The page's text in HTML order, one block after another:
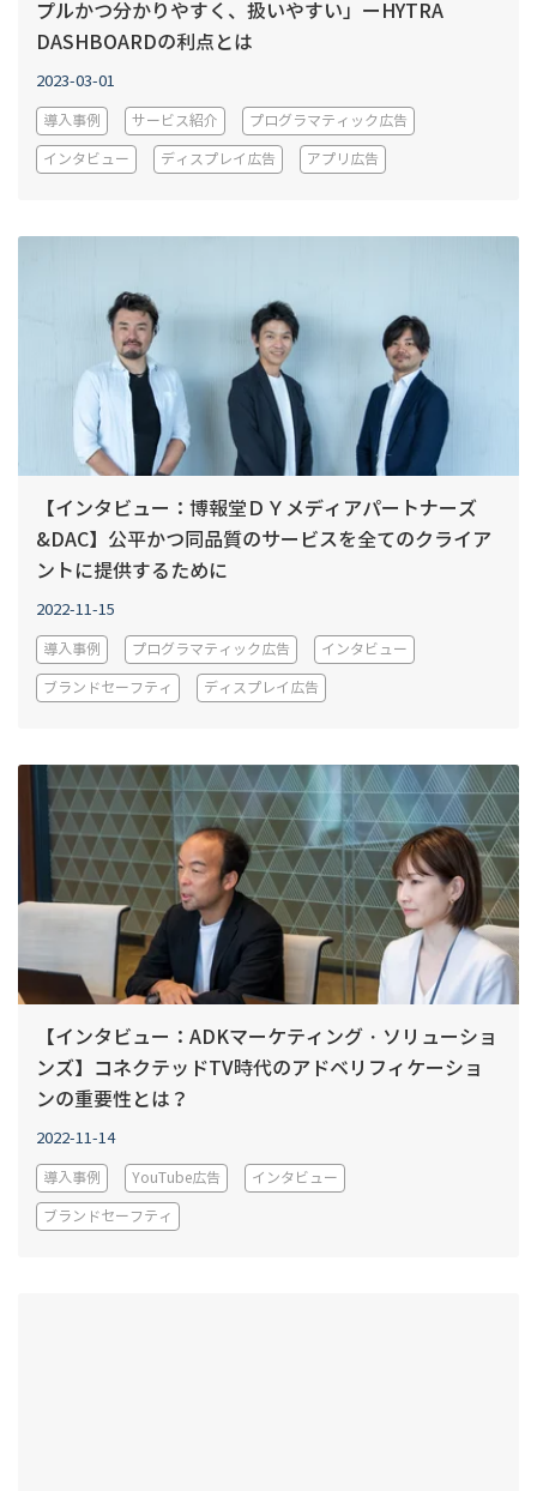
プルかつ分かりやすく、扱いやすい」ーHYTRA
DASHBOARDの利点とは
2023-03-01
導入事例 サービス紹介 プログラマティック広告
インタビュー ディスプレイ広告 アプリ広告
【インタビュー：博報堂ＤＹメディアパートナーズ
&DAC】公平かつ同品質のサービスを全てのクライア
ントに提供するために
2022-11-15
導入事例 プログラマティック広告 インタビュー
ブランドセーフティ ディスプレイ広告
【インタビュー：ADKマーケティング・ソリューショ
ンズ】コネクテッドTV時代のアドベリフィケーショ
ンの重要性とは？
2022-11-14
導入事例 YouTube広告 インタビュー
ブランドセーフティ